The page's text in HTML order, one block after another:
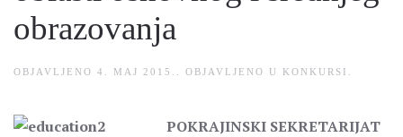
obrazovanja
OBJAVLJENO 4. MAJ 2015. . OBJAVLJENO U KONKURSI
POKRAJINSKI SEKRETARIJAT